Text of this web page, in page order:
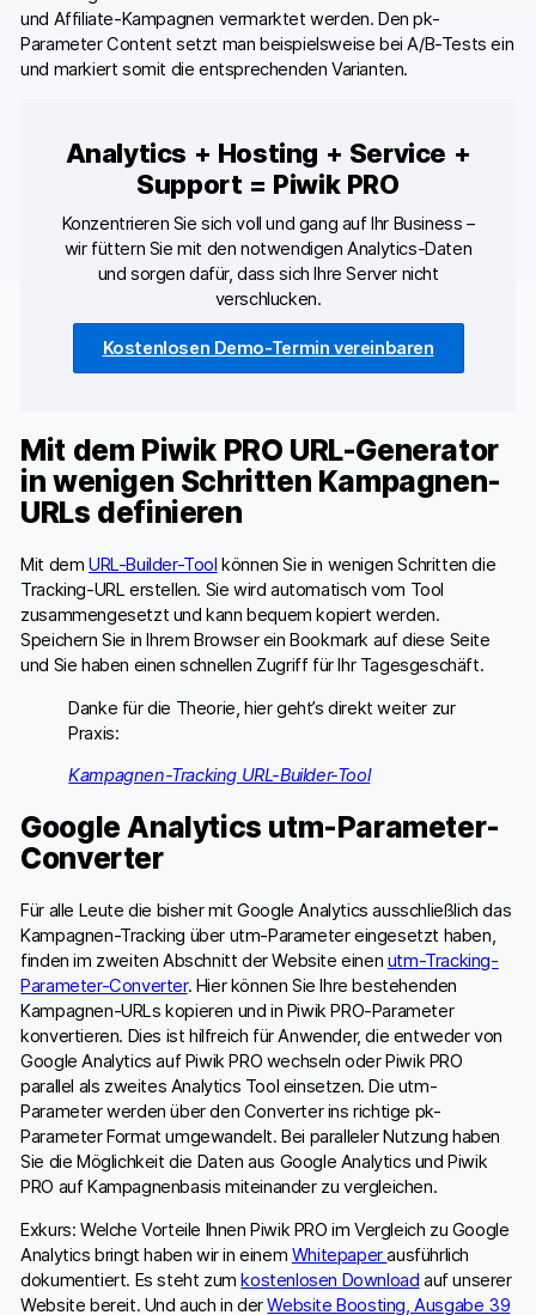
und Affiliate-Kampagnen vermarktet werden. Den pk-
Parameter Content setzt man beispielsweise bei A/B-Tests ein
und markiert somit die entsprechenden Varianten.
Analytics + Hosting + Service +
Support = Piwik PRO
Konzentrieren Sie sich voll und gang auf Ihr Business –
wir füttern Sie mit den notwendigen Analytics-Daten
und sorgen dafür, dass sich Ihre Server nicht
verschlucken.
Kostenlosen Demo-Termin vereinbaren
Mit dem Piwik PRO URL-Generator
in wenigen Schritten Kampagnen-
URLs definieren
Mit demURL-Builder-Tool können Sie in wenigen Schritten die
Tracking-URL erstellen. Sie wird automatisch vom Tool
zusammengesetzt und kann bequem kopiert werden.
Speichern Sie in Ihrem Browser ein Bookmark auf diese Seite
und Sie haben einen schnellen Zugriff für Ihr Tagesgeschäft.
Danke für die Theorie, hier geht’s direkt weiter zur
Praxis:
Kampagnen-Tracking URL-Builder-Tool
Google Analytics utm-Parameter-
Converter
Für alle Leute die bisher mit Google Analytics ausschließlich das
Kampagnen-Tracking über utm-Parameter eingesetzt haben,
finden im zweiten Abschnitt der Website einen utm-Tracking-
Parameter-Converter. Hier können Sie Ihre bestehenden
Kampagnen-URLs kopieren und in Piwik PRO-Parameter
konvertieren. Dies ist hilfreich für Anwender, die entweder von
Google Analytics auf Piwik PRO wechseln oder Piwik PRO
parallel als zweites Analytics Tool einsetzen. Die utm-
Parameter werden über den Converter ins richtige pk-
Parameter Format umgewandelt. Bei paralleler Nutzung haben
Sie die Möglichkeit die Daten aus Google Analytics und Piwik
PRO auf Kampagnenbasis miteinander zu vergleichen.
Exkurs: Welche Vorteile Ihnen Piwik PRO im Vergleich zu Google
Analytics bringt haben wir in einem Whitepaperausführlich
dokumentiert. Es steht zumkostenlosen Download auf unserer
Website bereit. Und auch in derWebsite Boosting, Ausgabe 39